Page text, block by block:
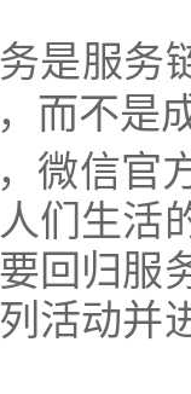
是服务
而不是
微信官
们生活
回归服
活动并